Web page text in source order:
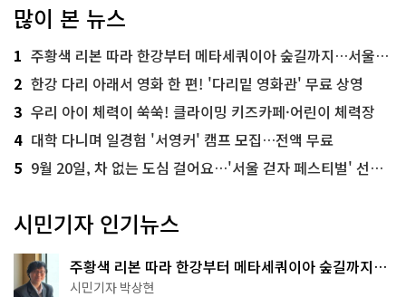
많이 본 뉴스
1 주황색 리본 따라 한강부터 메타세쿼이아 숲길까지…서울둘레길 15코스
2 한강 다리 아래서 영화 한 편! '다리밑 영화관' 무료 상영
3 우리 아이 체력이 쑥쑥! 클라이밍 키즈카페·어린이 체력장
4 대학 다니며 일경험 '서영커' 캠프 모집…전액 무료
5 9월 20일, 차 없는 도심 걸어요…'서울 걷자 페스티벌' 선착순 5천명
시민기자 인기뉴스
주황색 리본 따라 한강부터 메타세쿼이아 숲길까지…
서울둘레길 15코스
시민기자 박상현